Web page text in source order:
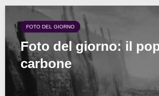
FOTO DEL GIORNO
Foto del giorno: il
carbone